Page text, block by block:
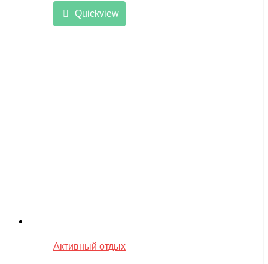
Quickview
Активный отдых